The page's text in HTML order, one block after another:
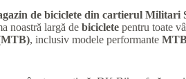
de biciclete din cartierul Militari
noastră largă de biciclete pentru toate
, inclusiv modele performante